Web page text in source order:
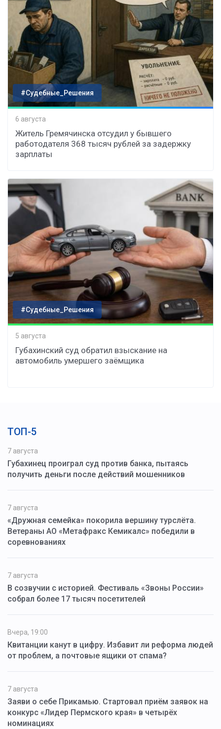
#Судебные_Решения
6 августа
Житель Гремячинска отсудил у бывшего
работодателя 368 тысяч рублей за задержку
зарплаты
#Судебные_Решения
5 августа
Губахинский суд обратил взыскание на
автомобиль умершего заёмщика
ТОП-5
7 августа
Губахинец проиграл суд против банка, пытаясь
получить деньги после действий мошенников
7 августа
«Дружная семейка» покорила вершину турслёта.
Ветераны АО «Метафракс Кемикалс» победили в
соревнованиях
7 августа
В созвучии с историей. Фестиваль «Звоны России»
собрал более 17 тысяч посетителей
Вчера, 19:00
Квитанции канут в цифру. Избавит ли реформа людей
от проблем, а почтовые ящики от спама?
7 августа
Заяви о себе Прикамью. Стартовал приём заявок на
конкурс «Лидер Пермского края» в четырёх
номинациях